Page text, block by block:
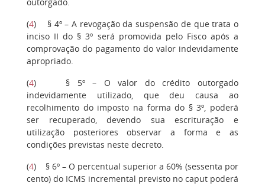
(4) § 4º – A revogação da suspensão de que trata o
inciso II do § 3º será promovida pelo Fisco após a
comprovação do pagamento do valor indevidamente
apropriado.
(4) § 5º – O valor do crédito outorgado
indevidamente utilizado, que deu causa ao
recolhimento do imposto na forma do § 3º, poderá
ser recuperado, devendo sua escrituração e
utilização posteriores observar a forma e as
condições previstas neste decreto.
(4) § 6º – O percentual superior a 60% (sessenta por
cento) do ICMS incremental previsto no caput poderá